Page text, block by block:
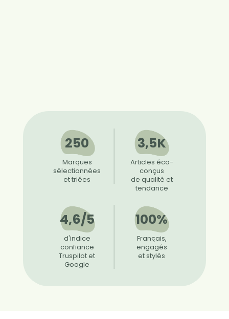
250
Marques
sélectionnées
et triées
3,5K
Articles éco-
conçus
de qualité et
tendance
4,6/5
d'indice
confiance
Truspilot et
Google
100%
Français,
engagés
et stylés